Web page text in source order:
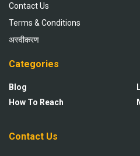
Contact Us
Terms & Conditions
अस्वीकरण
Categories
Blog
How To Reach
Contact Us